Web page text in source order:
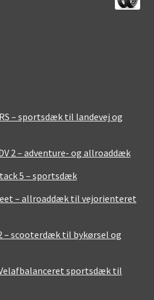
– sportsdæk til landevej og
2 – adventure- og allroaddæk
5 – sportsdæk
– allroaddæk til vejorienteret
– scooterdæk til bykørsel og
sportsdæk til